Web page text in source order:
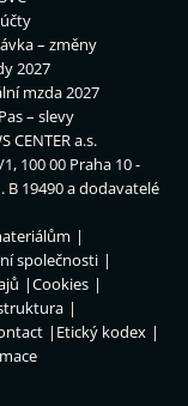
– změny
2027
mzda 2027
– slevy
CENTER a.s.
100 00 Praha 10 -
B 19490 a dodavatelé
společnosti
Cookies
Etický kodex